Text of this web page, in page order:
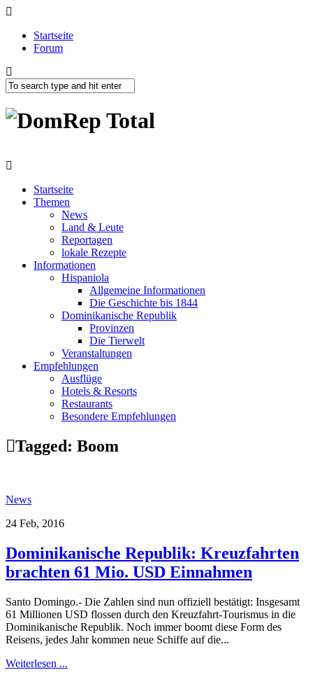
Startseite
Forum
Startseite
Themen
News
Land & Leute
Reportagen
lokale Rezepte
Informationen
Hispaniola
Allgemeine Informationen
Die Geschichte bis 1844
Dominikanische Republik
Provinzen
Die Tierwelt
Veranstaltungen
Empfehlungen
Ausflüge
Hotels & Resorts
Restaurants
Besondere Empfehlungen
Tagged: Boom
News
24 Feb, 2016
Dominikanische Republik: Kreuzfahrten
brachten 61 Mio. USD Einnahmen
Santo Domingo.- Die Zahlen sind nun offiziell bestätigt: Insgesamt
61 Millionen USD flossen durch den Kreuzfahrt-Tourismus in die
Dominikanische Republik. Noch immer boomt diese Form des
Reisens, jedes Jahr kommen neue Schiffe auf die...
Weiterlesen ...